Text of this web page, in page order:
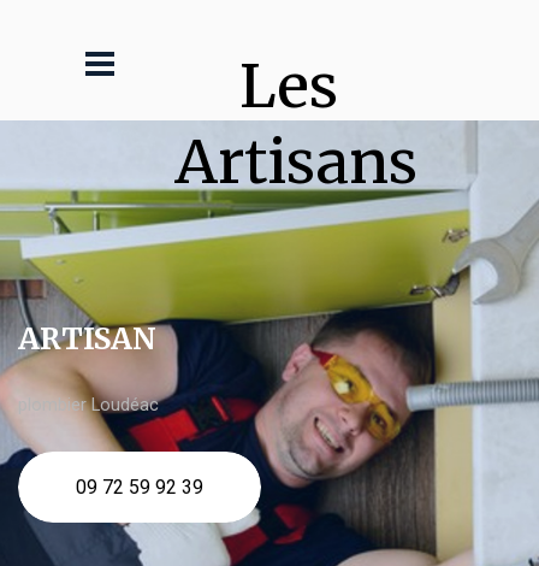
Les
Artisans
ARTISAN
plombier Loudéac
09 72 59 92 39